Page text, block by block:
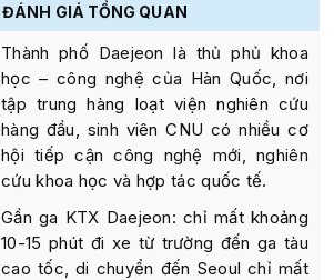
ĐÁNH GIÁ TỔNG QUAN
Thành phố Daejeon là thủ phủ khoa
học – công nghệ của Hàn Quốc, nơi
tập trung hàng loạt viện nghiên cứu
hàng đầu, sinh viên CNU có nhiều cơ
hội tiếp cận công nghệ mới, nghiên
cứu khoa học và hợp tác quốc tế.
Gần ga KTX Daejeon: chỉ mất khoảng
10-15 phút đi xe từ trường đến ga tàu
cao tốc, di chuyển đến Seoul chỉ mất